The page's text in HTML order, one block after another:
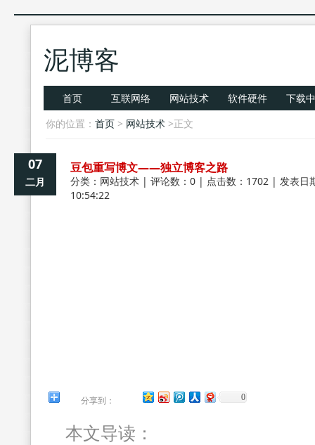
泥博客
首页 互联网络 网站技术 软件硬件
下载
你的位置： 首页 > 网站技术 >正文
07
二月
豆包重写博文——独立博客之路
分类： 网站技术 | 评论数：0 | 点击数：1702 | 发表日
10:54:22
分享到： 0
本文导读：